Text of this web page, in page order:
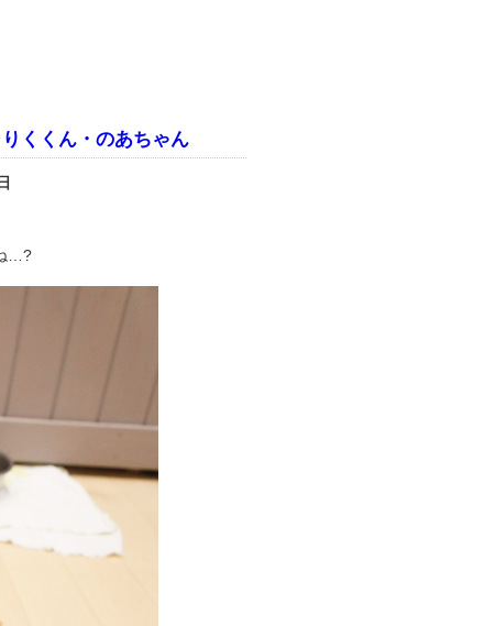
くくん・のあちゃん
…?